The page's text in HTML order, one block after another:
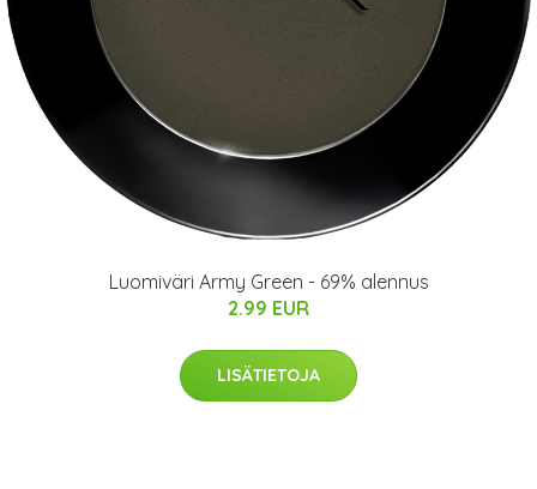
Luomiväri Army Green - 69% alennus
2.99 EUR
LISÄTIETOJA